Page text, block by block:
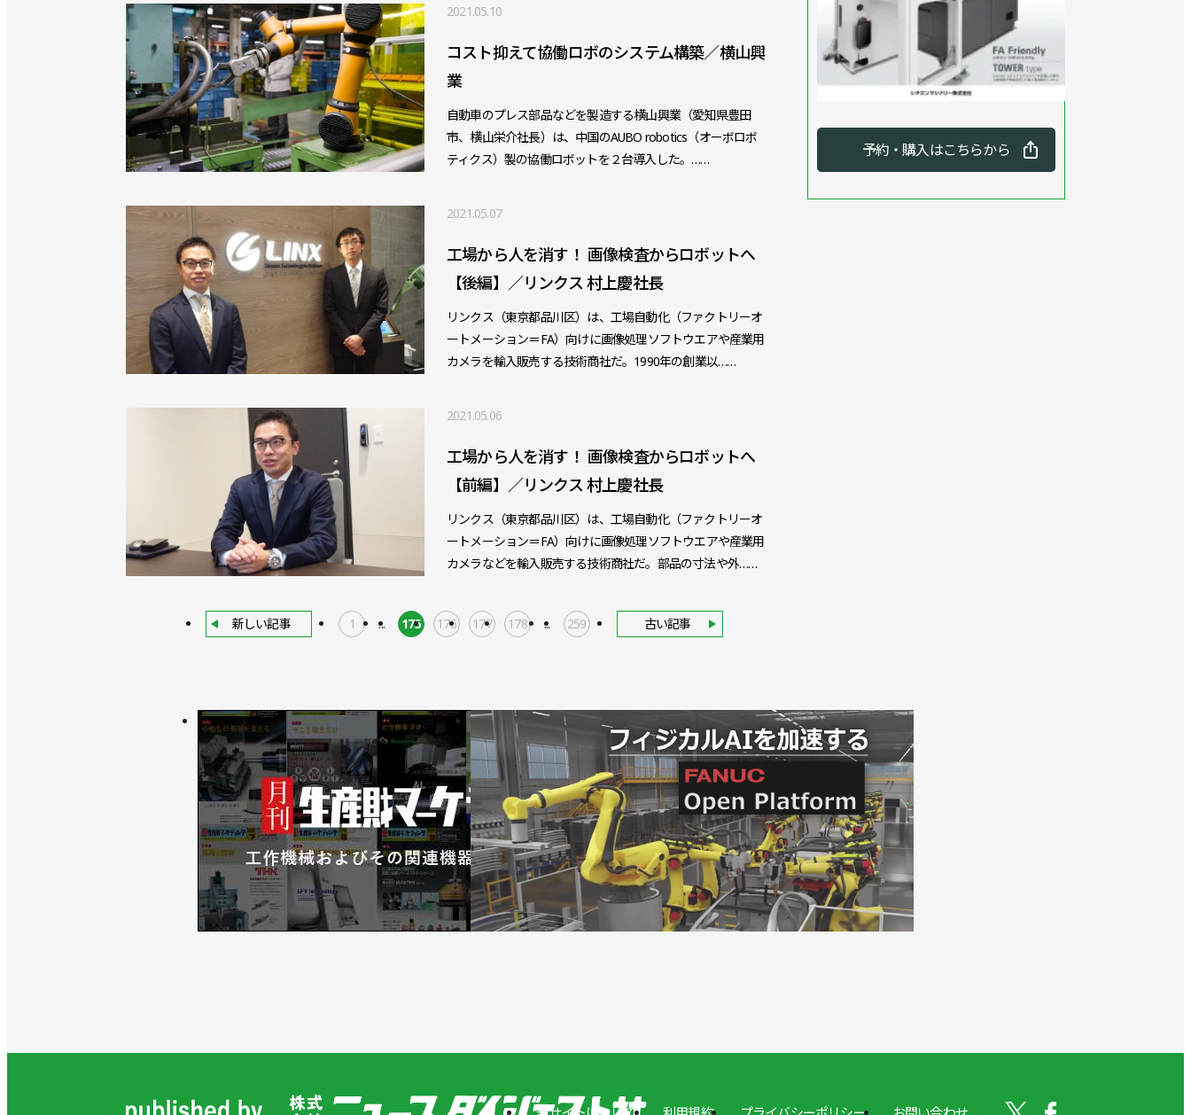
2021.05.10
コスト抑えて協働ロボのシステム構築／横山興
業
自動車のプレス部品などを製造する横山興業（愛知県豊田
市、横山栄介社長）は、中国のAUBO robotics（オーボロボ
ティクス）製の協働ロボットを２台導入した。……
2021.05.07
工場から人を消す！ 画像検査からロボットへ
【後編】／リンクス 村上慶社長
リンクス（東京都品川区）は、工場自動化（ファクトリーオ
ートメーション＝FA）向けに画像処理ソフトウエアや産業用
カメラを輸入販売する技術商社だ。1990年の創業以……
2021.05.06
工場から人を消す！ 画像検査からロボットへ
【前編】／リンクス 村上慶社長
リンクス（東京都品川区）は、工場自動化（ファクトリーオ
ートメーション＝FA）向けに画像処理ソフトウエアや産業用
カメラなどを輸入販売する技術商社だ。部品の寸法や外……
新しい記事 1 ... 175 176 177 178 ... 259 古い記事
予約・購入はこちらから